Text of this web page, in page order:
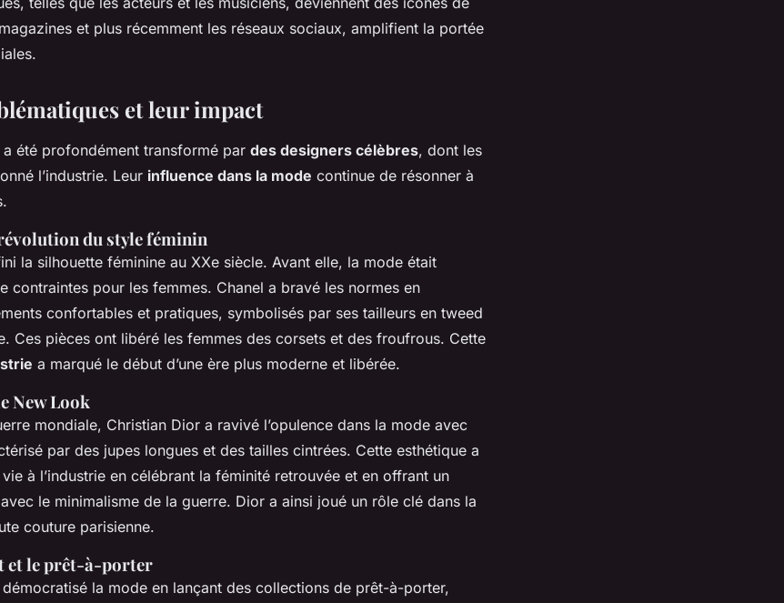
et plus récemment les réseaux sociaux, amplifient la portée
et leur impact
a été profondément transformé par des designers célèbres, dont les
l’industrie. Leur influence dans la mode continue de résonner à
du style féminin
la silhouette féminine au XXe siècle. Avant elle, la mode était
contraintes pour les femmes. Chanel a bravé les normes en
confortables et pratiques, symbolisés par ses tailleurs en tweed
Ces pièces ont libéré les femmes des corsets et des froufrous. Cette
a marqué le début d’une ère plus moderne et libérée.
New Look
mondiale, Christian Dior a ravivé l’opulence dans la mode avec
par des jupes longues et des tailles cintrées. Cette esthétique a
à l’industrie en célébrant la féminité retrouvée et en offrant un
le minimalisme de la guerre. Dior a ainsi joué un rôle clé dans la
couture parisienne.
et le prêt-à-porter
la mode en lançant des collections de prêt-à-porter,